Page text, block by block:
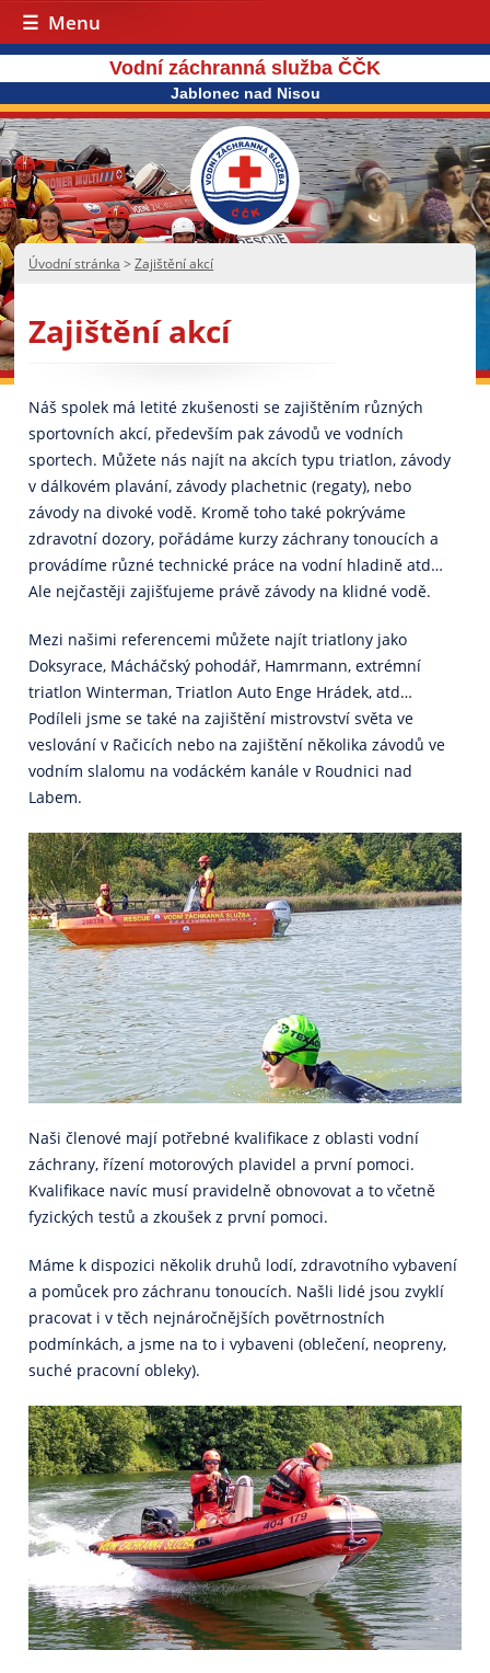
Menu
Vodní záchranná služba ČČK
Jablonec nad Nisou
Úvodní stránka >Zajištění akcí
Zajištění akcí
Náš spolek má letité zkušenosti se zajištěním různých
sportovních akcí, především pak závodů ve vodních
sportech. Můžete nás najít na akcích typu triatlon, závody
v dálkovém plavání, závody plachetnic (regaty), nebo
závody na divoké vodě. Kromě toho také pokrýváme
zdravotní dozory, pořádáme kurzy záchrany tonoucích a
provádíme různé technické práce na vodní hladině atd…
Ale nejčastěji zajišťujeme právě závody na klidné vodě.
Mezi našimi referencemi můžete najít triatlony jako
Doksyrace, Mácháčský pohodář, Hamrmann, extrémní
triatlon Winterman, Triatlon Auto Enge Hrádek, atd…
Podíleli jsme se také na zajištění mistrovství světa ve
veslování v Račicích nebo na zajištění několika závodů ve
vodním slalomu na vodáckém kanále v Roudnici nad
Labem.
Naši členové mají potřebné kvalifikace z oblasti vodní
záchrany, řízení motorových plavidel a první pomoci.
Kvalifikace navíc musí pravidelně obnovovat a to včetně
fyzických testů a zkoušek z první pomoci.
Máme k dispozici několik druhů lodí, zdravotního vybavení
a pomůcek pro záchranu tonoucích. Našli lidé jsou zvyklí
pracovat i v těch nejnáročnějších povětrnostních
podmínkách, a jsme na to i vybaveni (oblečení, neopreny,
suché pracovní obleky).